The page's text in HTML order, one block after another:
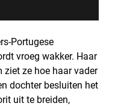
Portugese
vroeg wakker. Haar
ziet ze hoe haar vader
dochter besluiten het
uit te breiden,